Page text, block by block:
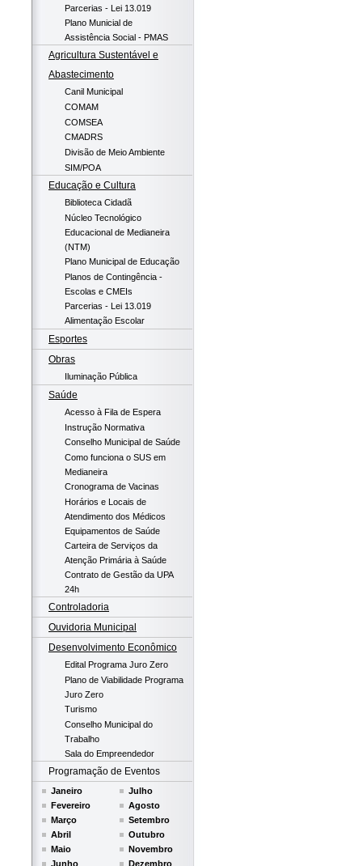
Parcerias - Lei 13.019
Plano Municial de
Assistência Social - PMAS
Agricultura Sustentável e
Abastecimento
Canil Municipal
COMAM
COMSEA
CMADRS
Divisão de Meio Ambiente
SIM/POA
Educação e Cultura
Biblioteca Cidadã
Núcleo Tecnológico
Educacional de Medianeira
(NTM)
Plano Municipal de Educação
Planos de Contingência -
Escolas e CMEIs
Parcerias - Lei 13.019
Alimentação Escolar
Esportes
Obras
Iluminação Pública
Saúde
Acesso à Fila de Espera
Instrução Normativa
Conselho Municipal de Saúde
Como funciona o SUS em
Medianeira
Cronograma de Vacinas
Horários e Locais de
Atendimento dos Médicos
Equipamentos de Saúde
Carteira de Serviços da
Atenção Primária à Saúde
Contrato de Gestão da UPA
24h
Controladoria
Ouvidoria Municipal
Desenvolvimento Econômico
Edital Programa Juro Zero
Plano de Viabilidade Programa
Juro Zero
Turismo
Conselho Municipal do
Trabalho
Sala do Empreendedor
Programação de Eventos
Janeiro
Fevereiro
Março
Abril
Maio
Junho
Julho
Agosto
Setembro
Outubro
Novembro
Dezembro